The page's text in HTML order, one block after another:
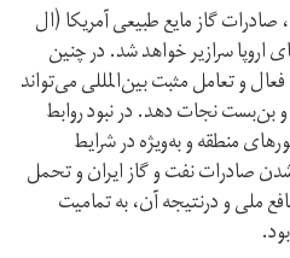
صادرات گاز مایع طبیعی آمریکا (ال
اروپا سرازیر خواهد شد. در چنین
و تعامل مثبت بین‌المللی می‌تواند
و بن‌بست نجات دهد. در نبود روابط
منطقه و به‌ویژه در شرایط
صادرات نفت و گاز ایران و تحمل
ملی و درنتیجه آن، به تمامیت